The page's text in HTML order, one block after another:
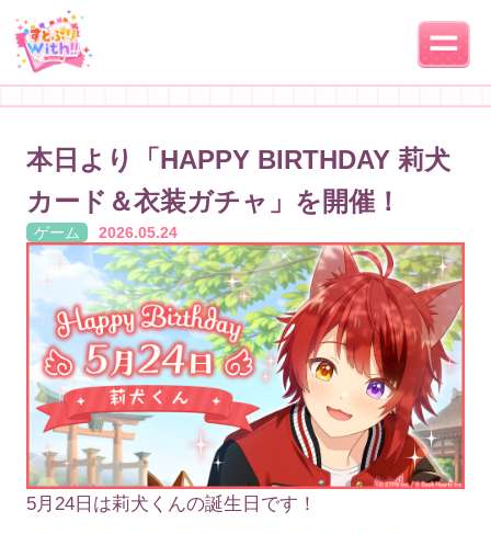
本日より「HAPPY BIRTHDAY 莉犬
カード＆衣装ガチャ」を開催！
ゲーム 2026.05.24
5月24日は莉犬くんの誕生日です！